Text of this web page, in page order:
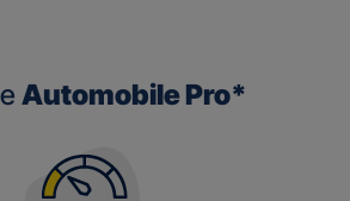
Automobile Pro*